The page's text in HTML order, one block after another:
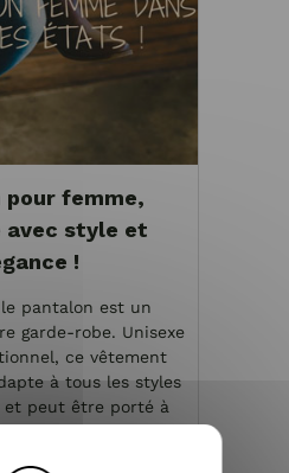
pour femme,
avec style et
!
pantalon est un
garde-robe. Unisexe
ce vêtement
à tous les styles
et peut être porté à